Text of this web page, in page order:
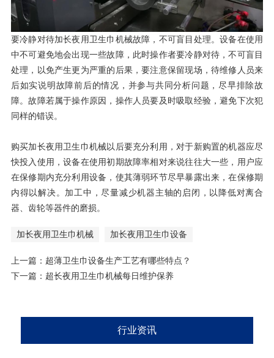
要冷静对待加长夜用卫生巾机械故障，不可盲目处理。设备在使用
中不可避免地会出现一些故障，此时操作者要冷静对待，不可盲目
处理，以免产生更为严重的后果，要注意保留现场，待维修人员来
后如实说明故障前后的情况，并参与共同分析问题，尽早排除故
障。故障若属于操作原因，操作人员要及时吸取经验，避免下次犯
同样的错误。
购买加长夜用卫生巾机械以后要充分利用，对于新购置的机器应尽
快投入使用，设备在使用初期故障率相对来说往往大一些，用户应
在保修期内充分利用设备，使其薄弱环节尽早暴露出来，在保修期
内得以解决。加工中，尽量减少机器主轴的启闭，以降低对离合
器、齿轮等器件的磨损。
加长夜用卫生巾机械 加长夜用卫生巾设备
上一篇： 超薄卫生巾设备生产工艺有哪些特点？
下一篇： 超长夜用卫生巾机械每日维护保养
行业资讯